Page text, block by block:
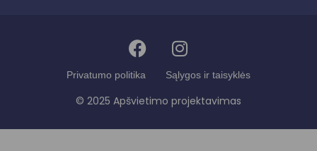
Privatumo politika Sąlygos ir taisyklės
© 2025 Apšvietimo projektavimas